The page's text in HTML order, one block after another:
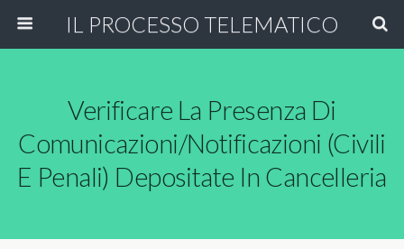
IL PROCESSO TELEMATICO
Verificare La Presenza Di
Comunicazioni/notificazioni (civili
E Penali) Depositate In Cancelleria